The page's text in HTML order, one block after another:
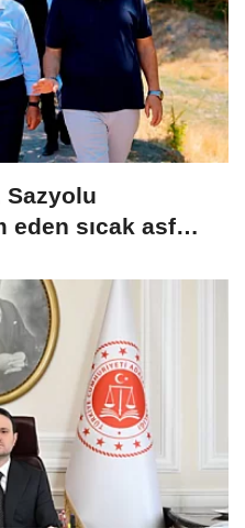
Sazyolu
eden sıcak asfalt